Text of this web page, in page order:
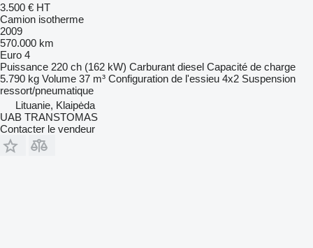
3.500 € HT
Camion isotherme
2009
570.000 km
Euro 4
Puissance 220 ch (162 kW) Carburant diesel Capacité de charge
5.790 kg Volume 37 m³ Configuration de l'essieu 4x2 Suspension
ressort/pneumatique
Lituanie, Klaipėda
UAB TRANSTOMAS
Contacter le vendeur